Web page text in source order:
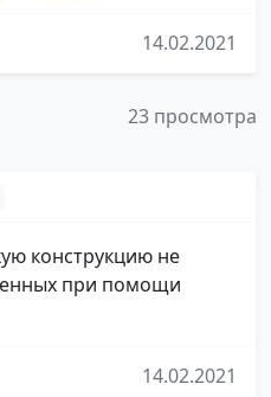
14.02.2021
23 просмотра
конструкцию не
при помощи
14.02.2021